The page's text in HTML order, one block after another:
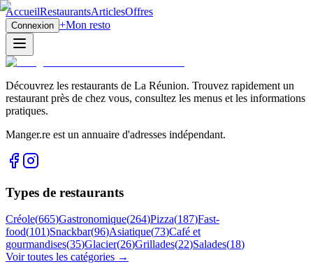
AccueilRestaurantsArticlesOffres
Connexion +Mon resto
Découvrez les restaurants de La Réunion. Trouvez rapidement un
restaurant près de chez vous, consultez les menus et les informations
pratiques.
Manger.re est un annuaire d'adresses indépendant.
Types de restaurants
Créole(665)Gastronomique(264)Pizza(187)Fast-
food(101)Snackbar(96)Asiatique(73)Café et
gourmandises(35)Glacier(26)Grillades(22)Salades(18)
Voir toutes les catégories →